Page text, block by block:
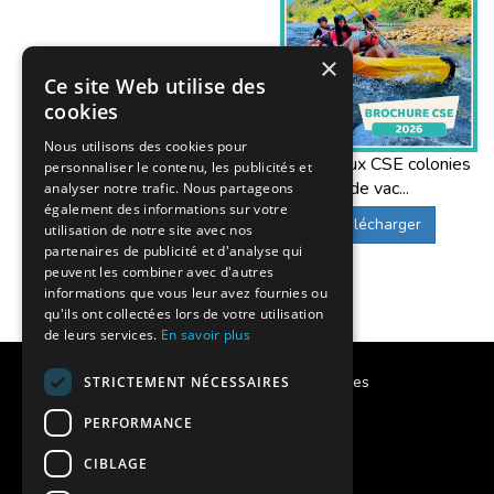
Offres aux CSE colonies
de vac...
Télécharger
Calendrier des vacances scolaires
Notre histoire
Notre engagement
×
Ce site Web utilise des
cookies
Nous utilisons des cookies pour
personnaliser le contenu, les publicités et
analyser notre trafic. Nous partageons
également des informations sur votre
utilisation de notre site avec nos
partenaires de publicité et d'analyse qui
peuvent les combiner avec d'autres
informations que vous leur avez fournies ou
qu'ils ont collectées lors de votre utilisation
de leurs services. En savoir plus
STRICTEMENT NÉCESSAIRES
PERFORMANCE
CIBLAGE